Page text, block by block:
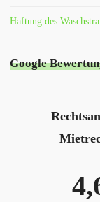
Haftung des
Google